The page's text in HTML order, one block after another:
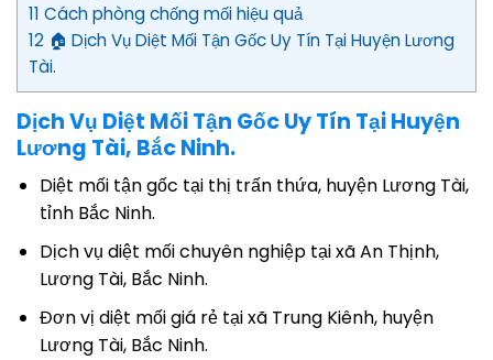
11 Cách phòng chống mối hiệu quả
12 🏠 Dịch Vụ Diệt Mối Tận Gốc Uy Tín Tại Huyện Lương
Tài.
Dịch Vụ Diệt Mối Tận Gốc Uy Tín Tại Huyện
Lương Tài, Bắc Ninh.
Diệt mối tận gốc tại thị trấn thứa, huyện Lương Tài,
tỉnh Bắc Ninh.
Dịch vụ diệt mối chuyên nghiệp tại xã An Thịnh,
Lương Tài, Bắc Ninh.
Đơn vị diệt mối giá rẻ tại xã Trung Kiênh, huyện
Lương Tài, Bắc Ninh.